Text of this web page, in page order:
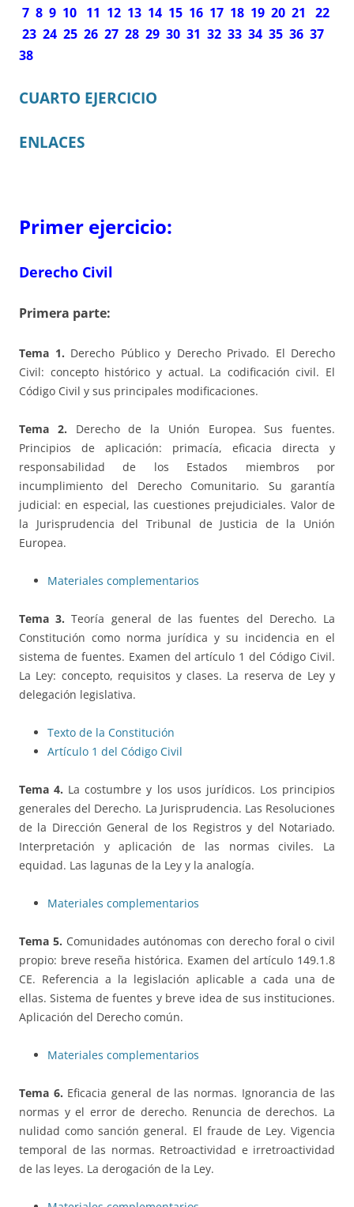
7 8 9 10 11 12 13 14 15 16 17 18 19 20 21
22
23 24 25 26 27 28 29 30 31 32 33 34 35 36 37
38
CUARTO EJERCICIO
ENLACES
Primer ejercicio:
Derecho Civil
Primera parte:
Tema 1. Derecho Público y Derecho Privado. El Derecho
Civil: concepto histórico y actual. La codificación civil. El
Código Civil y sus principales modificaciones.
Tema 2. Derecho de la Unión Europea. Sus fuentes.
Principios de aplicación: primacía, eficacia directa y
responsabilidad de los Estados miembros por
incumplimiento del Derecho Comunitario. Su garantía
judicial: en especial, las cuestiones prejudiciales. Valor de
la Jurisprudencia del Tribunal de Justicia de la Unión
Europea.
Materiales complementarios
Tema 3. Teoría general de las fuentes del Derecho. La
Constitución como norma jurídica y su incidencia en el
sistema de fuentes. Examen del artículo 1 del Código Civil.
La Ley: concepto, requisitos y clases. La reserva de Ley y
delegación legislativa.
Texto de la Constitución
Artículo 1 del Código Civil
Tema 4. La costumbre y los usos jurídicos. Los principios
generales del Derecho. La Jurisprudencia. Las Resoluciones
de la Dirección General de los Registros y del Notariado.
Interpretación y aplicación de las normas civiles. La
equidad. Las lagunas de la Ley y la analogía.
Materiales complementarios
Tema 5. Comunidades autónomas con derecho foral o civil
propio: breve reseña histórica. Examen del artículo 149.1.8
CE. Referencia a la legislación aplicable a cada una de
ellas. Sistema de fuentes y breve idea de sus instituciones.
Aplicación del Derecho común.
Materiales complementarios
Tema 6. Eficacia general de las normas. Ignorancia de las
normas y el error de derecho. Renuncia de derechos. La
nulidad como sanción general. El fraude de Ley. Vigencia
temporal de las normas. Retroactividad e irretroactividad
de las leyes. La derogación de la Ley.